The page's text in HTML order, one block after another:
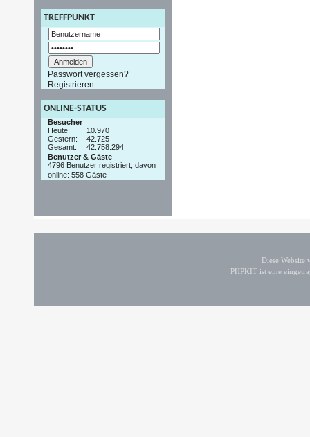
TREFFPUNKT
Passwort vergessen?
Registrieren
ONLINE-STATUS
Besucher
Heute:
10.970
Gestern:
42.725
Gesamt:
42.758.294
Benutzer & Gäste
4796 Benutzer registriert, davon
online: 558 Gäste
Diese
PHPKIT ist eine